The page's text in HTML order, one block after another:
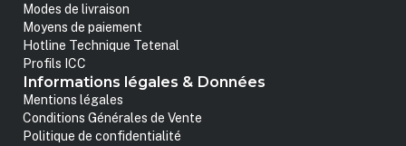
Modes de livraison
Moyens de paiement
Hotline Technique Tetenal
Profils ICC
Informations légales & Données
Mentions légales
Conditions Générales de Vente
Politique de confidentialité